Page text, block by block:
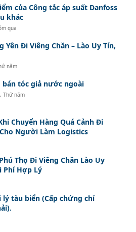
của Công tắc áp suất Danfoss
khác
qua
Yên Đi Viêng Chăn – Lào Uy Tín,
năm
bán tóc giả nước ngoài
Thứ năm
Chuyển Hàng Quá Cảnh Đi
Người Làm Logistics
Thọ Đi Viêng Chăn Lào Uy
Phí Hợp Lý
tàu biển (Cấp chứng chỉ